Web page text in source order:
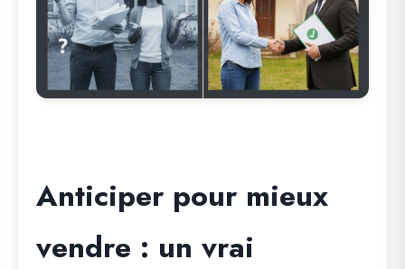
Anticiper pour mieux
vendre : un vrai